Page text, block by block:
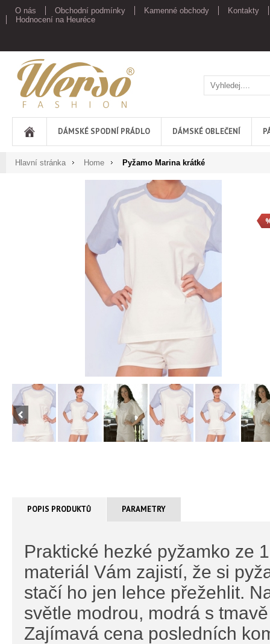
O nás Obchodní podmínky Kamenné obchody
Kontakty
Hodnocení na Heuréce
Werso
DÁMSKÉ SPODNÍ PRÁDLO DÁMSKÉ OBLEČENÍ
Hlavní stránka Home Pyžamo Marina krátké
POPIS PRODUKTŮ PARAMETRY
Praktické hezké pyžamko ze
materiál Vám zajistí, že si
stačí ho jen lehce přežehlit.
světle modrou, modrá s
Zajímavá cena posledních